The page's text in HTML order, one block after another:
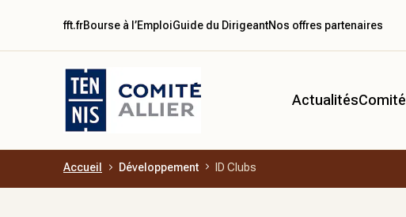
Aller au contenu principal
ActualitésComité
fft.frBourse à l’EmploiGuide du DirigeantNos offres partenaires
Accueil Développement ID Clubs